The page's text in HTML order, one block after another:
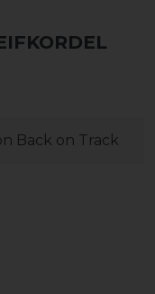
Back on Track